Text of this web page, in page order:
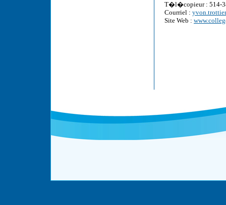
T�l�copieur : 514-
Courriel :
Site Web :